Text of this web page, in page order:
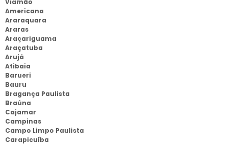
Viamão
Americana
Araraquara
Araras
Araçariguama
Araçatuba
Arujá
Atibaia
Barueri
Bauru
Bragança Paulista
Braúna
Cajamar
Campinas
Campo Limpo Paulista
Carapicuíba